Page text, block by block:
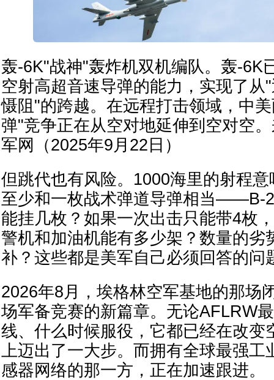
轰-6K"战神"轰炸机双机编队。轰-6K
空射高超音速导弹的能力，实现了从
慑阻"的跨越。在远程打击领域，中
弹"竞争正在从空对地延伸到空对空
军网（2025年9月22日）
但跳代也有风险。1000海里的射程
至少和一枚战术弹道导弹相当——B-
能挂几枚？如果一次出击只能带4枚
警机和加油机能有多少架？数量的劣
补？这些都是美军自己必须回答的问
2026年8月，埃格林空军基地的那场
场军备竞赛的新篇章。无论AFLRW
线、什么时候服役，它都已经在改变
上迈出了一大步。而拥有全球最强
感器网络的那一方，正在加速跟进。